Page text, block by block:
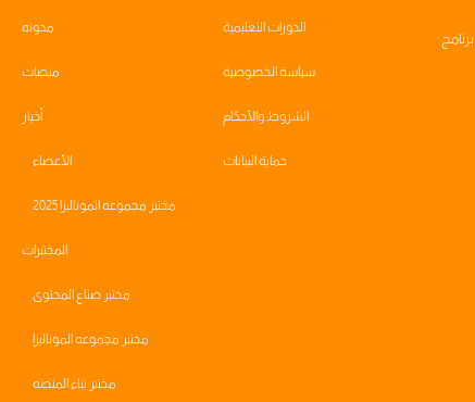
برنامج
الدورات التعليمية
سياسة الخصوصية
الشروط والأحكام
حماية البيانات
مدونه
منصات
أخبار
الأعضاء
مختبر مجموعه الموناليزا 2025
المختبرات
مختبر صناع المحتوى
مختبر مجموعه الموناليزا
مختبر بناء المنصه